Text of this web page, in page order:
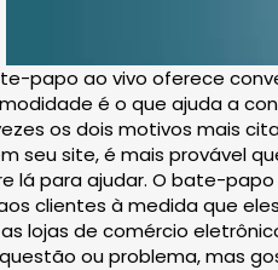
papo ao vivo oferece
é o que ajuda a
os dois motivos mais
seu site, é mais provável
lá para ajudar. O bate-
clientes à medida que
lojas de comércio
ou problema, mas